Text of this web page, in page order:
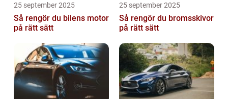
25 september 2025
Så rengör du bilens motor
på rätt sätt
25 september 2025
Så rengör du bromsskivor
på rätt sätt